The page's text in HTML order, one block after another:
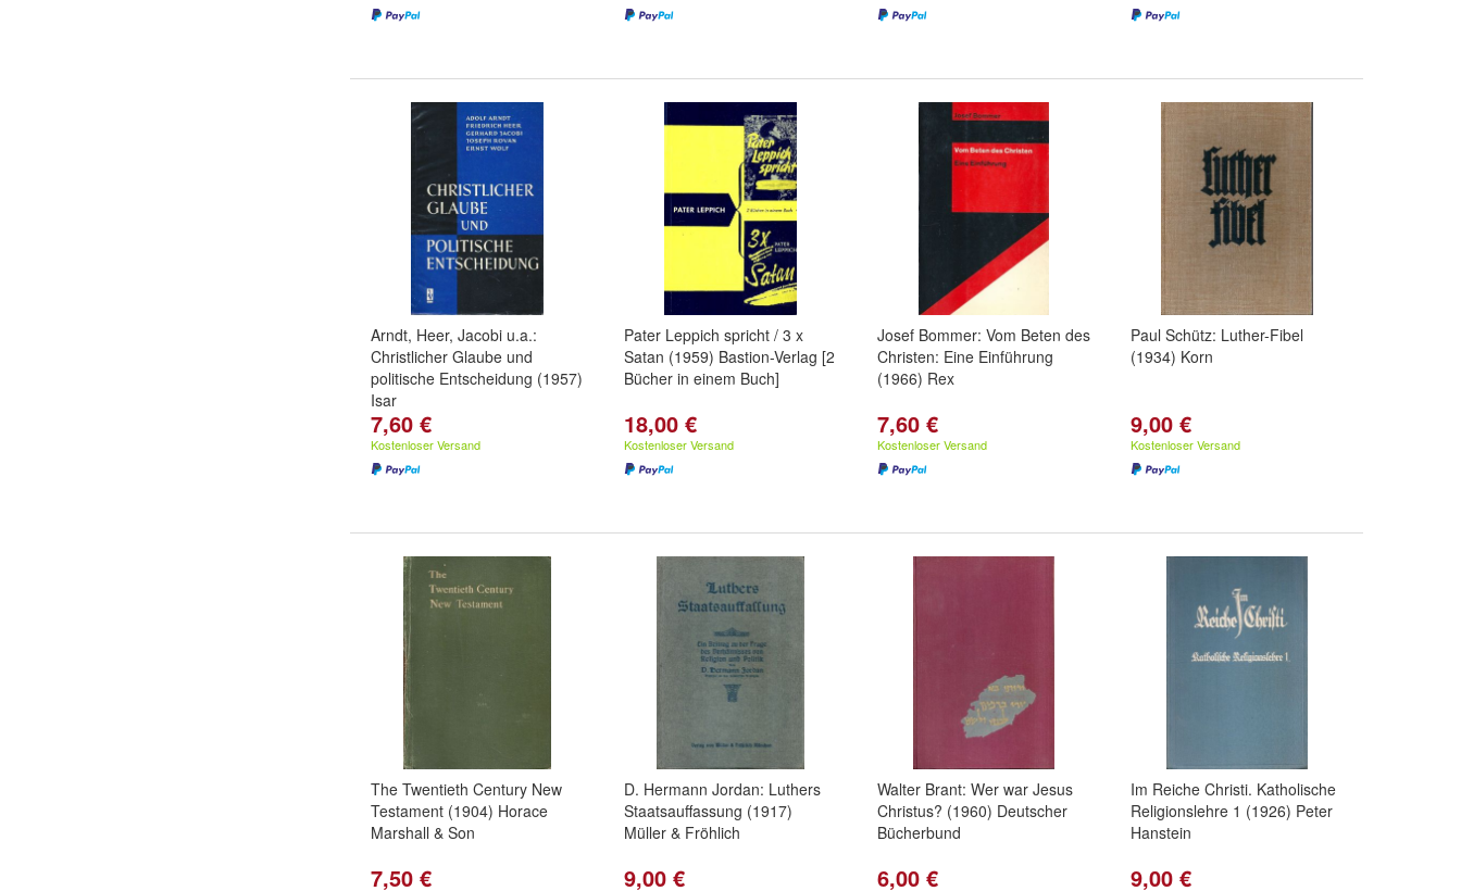
Arndt, Heer, Jacobi u.a.:
Christlicher Glaube und
politische Entscheidung (1957)
Isar
7,60 €
Kostenloser Versand
Pater Leppich spricht / 3 x
Satan (1959) Bastion-Verlag [2
Bücher in einem Buch]
18,00 €
Kostenloser Versand
Josef Bommer: Vom Beten des
Christen: Eine Einführung
(1966) Rex
7,60 €
Kostenloser Versand
Paul Schütz: Luther-Fibel
(1934) Korn
9,00 €
Kostenloser Versand
The Twentieth Century New
Testament (1904) Horace
Marshall & Son
7,50 €
D. Hermann Jordan: Luthers
Staatsauffassung (1917)
Müller & Fröhlich
9,00 €
Walter Brant: Wer war Jesus
Christus? (1960) Deutscher
Bücherbund
6,00 €
Im Reiche Christi. Katholische
Religionslehre 1 (1926) Peter
Hanstein
9,00 €